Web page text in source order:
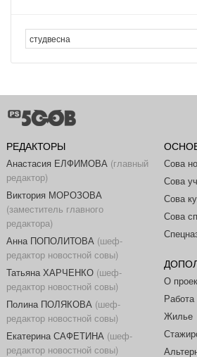
РЕДАКТОРЫ
Анастасия ЕЛФИМОВА (главный
редактор)
Виктория МОРОЗОВА
(заместитель главного
редактора)
Анна ПОПОЛИТОВА (шеф-
редактор новостной совы)
Татьяна ХАРЧЕНКО(шеф-
редактор новостной совы)
Полина ПОЛЯКОВА (шеф-
редактор новостной совы)
Екатерина САФЕТИНА (шеф-
редактор новостной совы)
Сова
Сова
Сова
Сова
О
Работа
Жилье